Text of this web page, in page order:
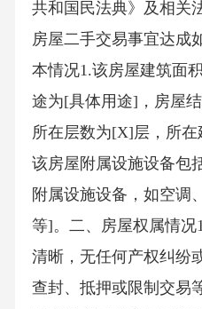
共和国民法典》及相关
房屋二手交易事宜达成
本情况1.该房屋建筑面
途为[具体用途]，房屋
所在层数为[X]层，所
该房屋附属设施设备包
附属设施设备，如空调
等]。二、房屋权属情况
清晰，无任何产权纠纷
查封、抵押或限制交易